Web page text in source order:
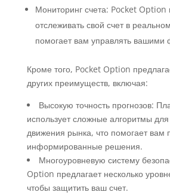
Мониторинг счета: Pocket Option
отслеживать свой счет в
помогает вам управлять вашими
Кроме того, Pocket Option
других преимуществ, включая:
Высокую точность прогнозов:
использует сложные алгоритмы
движения рынка, что помогает вам
информированные решения.
Многоуровневую систему
Option предлагает несколько
чтобы защитить ваш счет.